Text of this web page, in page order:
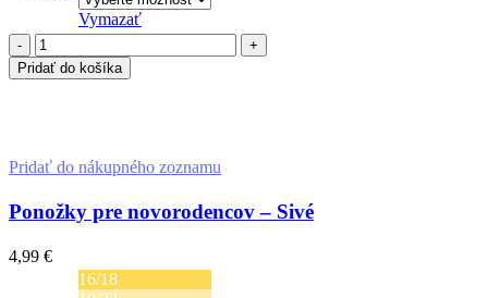
Vymazať
množstvo
Ponožky
pre
Pridať do košíka
má
variantov.
Možnosti
môžete
Pridať do nákupného zoznamu
Ponožky pre novorodencov – Sivé
4,99 €
16/18